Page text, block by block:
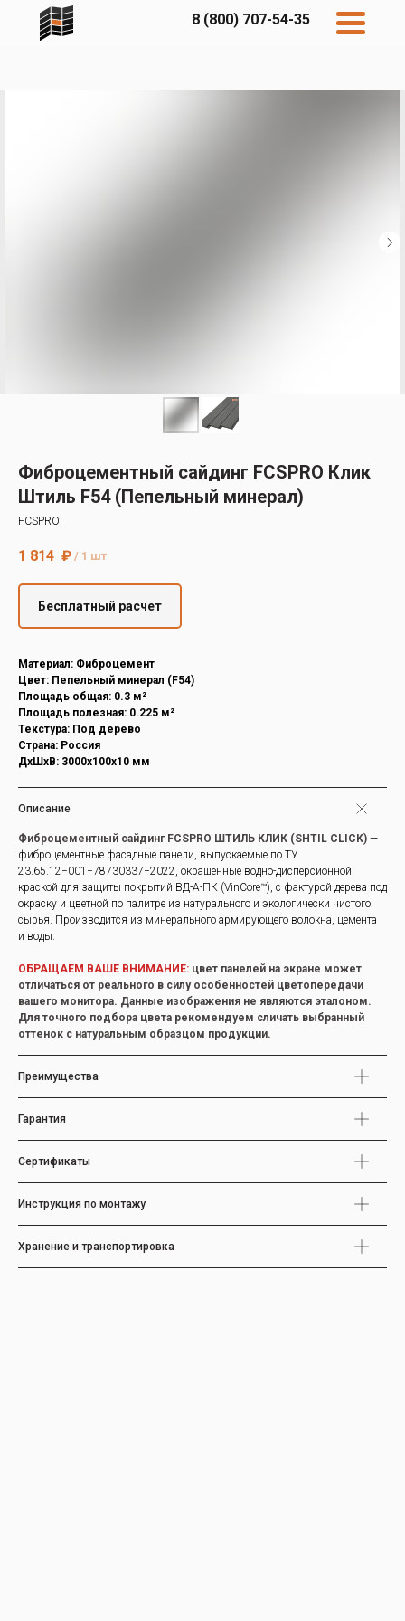
8 (800) 707-54-35
Фиброцементный сайдинг FCSPRO Клик
Штиль F54 (Пепельный минерал)
FCSPRO
1 814 ₽ / 1 шт
Бесплатный расчет
Материал: Фиброцемент
Цвет: Пепельный минерал (F54)
Площадь общая: 0.3 м²
Площадь полезная: 0.225 м²
Текстура: Под дерево
Страна: Россия
ДxШxВ: 3000x100x10 мм
Описание
Фиброцементный сайдинг FCSPRO ШТИЛЬ КЛИК (SHTIL CLICK) —
фиброцементные фасадные панели, выпускаемые по ТУ
23.65.12−001−78730337−2022, окрашенные водно-дисперсионной
краской для защиты покрытий ВД-А-ПК (VinCore™), с фактурой дерева под
окраску и цветной по палитре из натурального и экологически чистого
сырья. Производится из минерального армирующего волокна, цемента
и воды.
ОБРАЩАЕМ ВАШЕ ВНИМАНИЕ: цвет панелей на экране может
отличаться от реального в силу особенностей цветопередачи
вашего монитора. Данные изображения не являются эталоном.
Для точного подбора цвета рекомендуем сличать выбранный
оттенок с натуральным образцом продукции.
Преимущества
Гарантия
Сертификаты
Инструкция по монтажу
Хранение и транспортировка